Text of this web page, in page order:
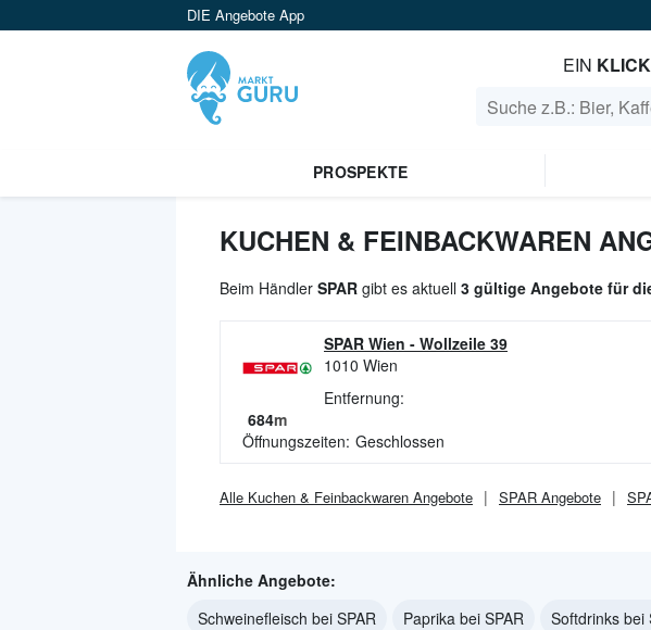
DIE Angebote App
EIN KLICK
PROSPEKTE
KUCHEN & FEINBACKWAREN
Beim Händler SPAR gibt es aktuell 3 gültige Angebote für
SPAR Wien - Wollzeile 39
1010 Wien
Entfernung:
684m
Öffnungszeiten: Geschlossen
Alle Kuchen & Feinbackwaren Angebote SPAR Angebote
Ähnliche Angebote:
Schweinefleisch bei SPAR
Paprika bei SPAR Softdrinks bei